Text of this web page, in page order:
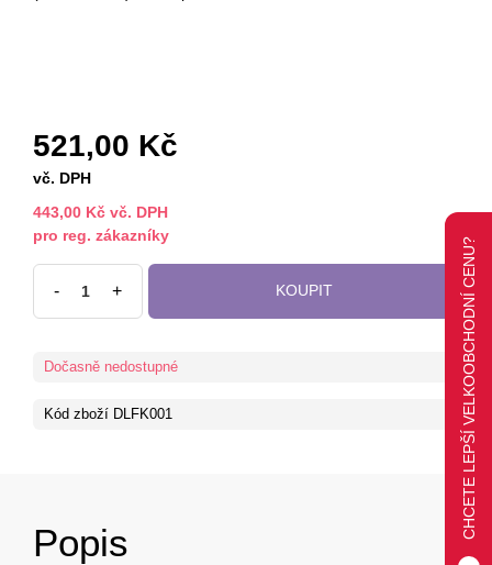
521,00 Kč
vč. DPH
443,00 Kč vč. DPH
pro reg. zákazníky
- + KOUPIT
Dočasně nedostupné
Kód zboží DLFK001
Popis
CHCETE LEPŠÍ VELKOOBCHODNÍ CENU?